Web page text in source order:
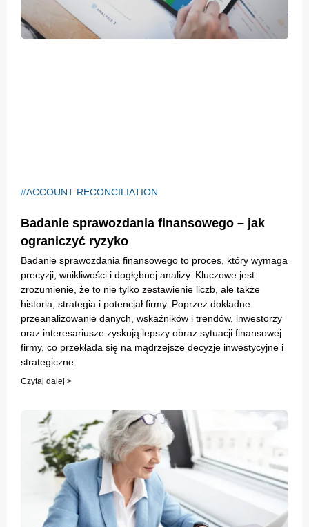
ACCOUNT RECONCILIATION
Badanie sprawozdania finansowego – jak
ograniczyć ryzyko
Badanie sprawozdania finansowego to proces, który wymaga
precyzji, wnikliwości i dogłębnej analizy. Kluczowe jest
zrozumienie, że to nie tylko zestawienie liczb, ale także
historia, strategia i potencjał firmy. Poprzez dokładne
przeanalizowanie danych, wskaźników i trendów, inwestorzy
oraz interesariusze zyskują lepszy obraz sytuacji finansowej
firmy, co przekłada się na mądrzejsze decyzje inwestycyjne i
strategiczne.
Czytaj dalej >